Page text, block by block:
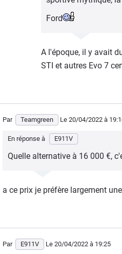
Ford
A l'époque, il y avait
STI et autres Evo 7
Par Teamgreen Le 20/04/2022 à
En réponse à E911V
Quelle alternative à 16 000 €,
a ce prix je préfère largement
Par E911V Le 20/04/2022 à 19:25